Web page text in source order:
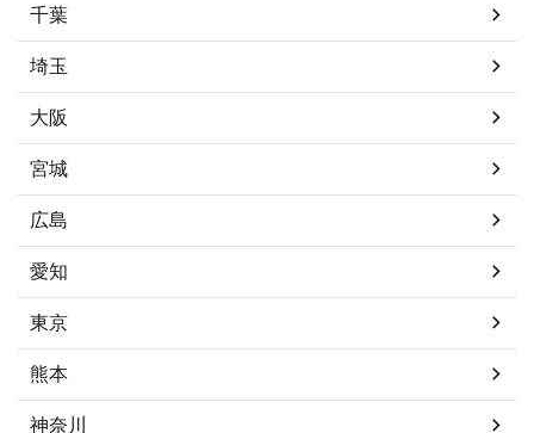
千葉
埼玉
大阪
宮城
広島
愛知
東京
熊本
神奈川